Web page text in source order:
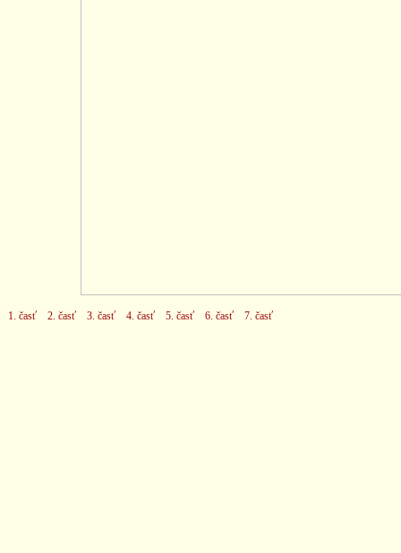
1. časť 2. časť 3. časť 4. časť 5. časť 6. časť 7. časť